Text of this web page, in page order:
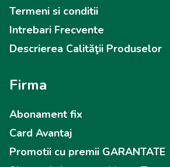
Termeni si conditii
Intrebari Frecvente
Descrierea Calităţii Produselor
Firma
Abonament fix
Card Avantaj
Promotii cu premii GARANTATE